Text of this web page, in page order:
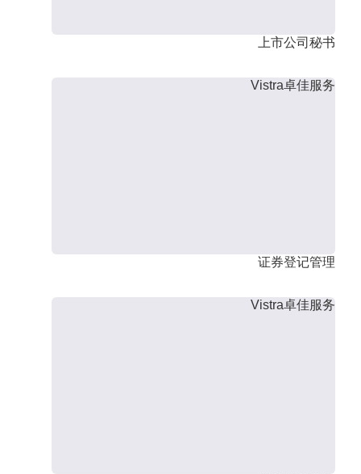
上市公司秘书
Vistra卓佳服务
证券登记管理
Vistra卓佳服务